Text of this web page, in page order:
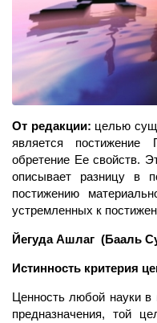
От редакции: целью
является постижение
обретение Ее свойств.
описывает разницу в
постижению
устремленных к
Йегуда Ашлаг (Бааль
Истинность критерия
Ценность любой науки в
предназначения, той